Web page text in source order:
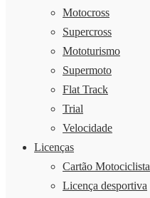
Motocross
Supercross
Mototurismo
Supermoto
Flat Track
Trial
Velocidade
Licenças
Cartão Motociclista
Licença desportiva